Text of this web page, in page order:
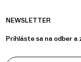
NEWSLETTER
Prihláste sa na odber a